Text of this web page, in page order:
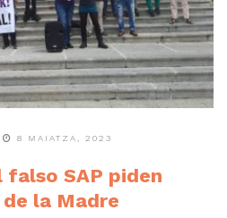
8 MAIATZA, 2023
SAP piden
la Madre